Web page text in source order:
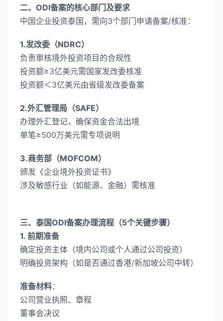
二、ODI备案的核心部门及要求​
中国企业投资泰国，需向3个部门申请备案/核准：
1.​发改委​（NDRC）
负责审核境外投资项目的合规性
投资额≥3亿美元需国家发改委核准
投资额＜3亿美元由省级发改委备案
2.​外汇管理局​（SAFE）
办理外汇登记，确保资金合法出境
单笔≥500万美元需专项说明
​3.商务部​（MOFCOM）
颁发《企业境外投资证书》
涉及敏感行业（如能源、金融）需核准
三、泰国ODI备案办理流程（5个关键步骤）​​
​1. 前期准备​
​确定投资主体​（境内公司或个人通过公司投资）
​明确投资架构​（如是否通过香港/新加坡公司中转）
准备材料​：
公司营业执照、章程
董事会决议